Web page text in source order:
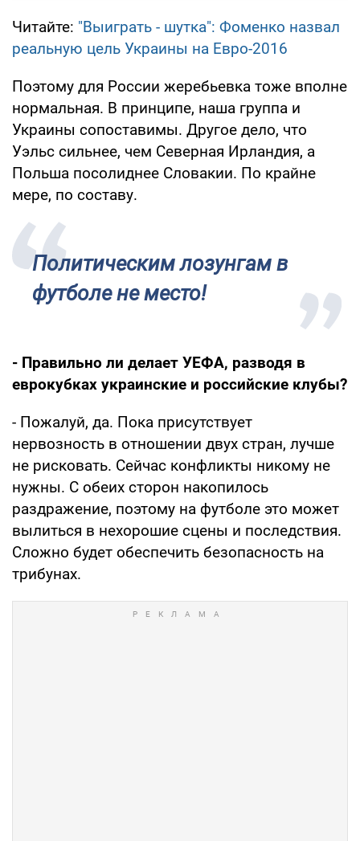
Читайте: "Выиграть - шутка": Фоменко назвал
реальную цель Украины на Евро-2016
Поэтому для России жеребьевка тоже вполне
нормальная. В принципе, наша группа и
Украины сопоставимы. Другое дело, что
Уэльс сильнее, чем Северная Ирландия, а
Польша посолиднее Словакии. По крайне
мере, по составу.
Политическим лозунгам в
футболе не место!
- Правильно ли делает УЕФА, разводя в
еврокубках украинские и российские клубы?
- Пожалуй, да. Пока присутствует
нервозность в отношении двух стран, лучше
не рисковать. Сейчас конфликты никому не
нужны. С обеих сторон накопилось
раздражение, поэтому на футболе это может
вылиться в нехорошие сцены и последствия.
Сложно будет обеспечить безопасность на
трибунах.